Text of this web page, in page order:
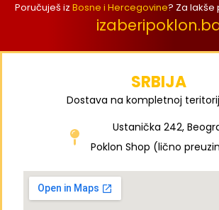
Poručuješ iz Bosne i Hercegovine? Za
SRBIJA
Dostava na kompletnoj
Ustanička 242,
Poklon Shop (lično